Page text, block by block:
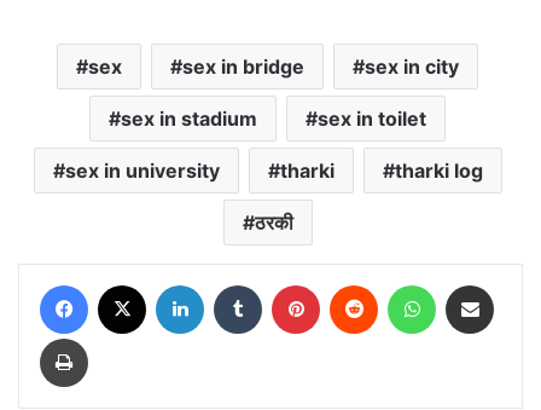
sex sex in bridge sex in city
sex in stadium sex in toilet
sex in university tharki tharki log
ठरकी
Facebook LinkedIn Tumblr Pinterest Reddit WhatsApp
Print